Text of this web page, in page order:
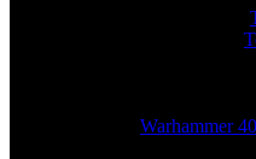
Warhammer